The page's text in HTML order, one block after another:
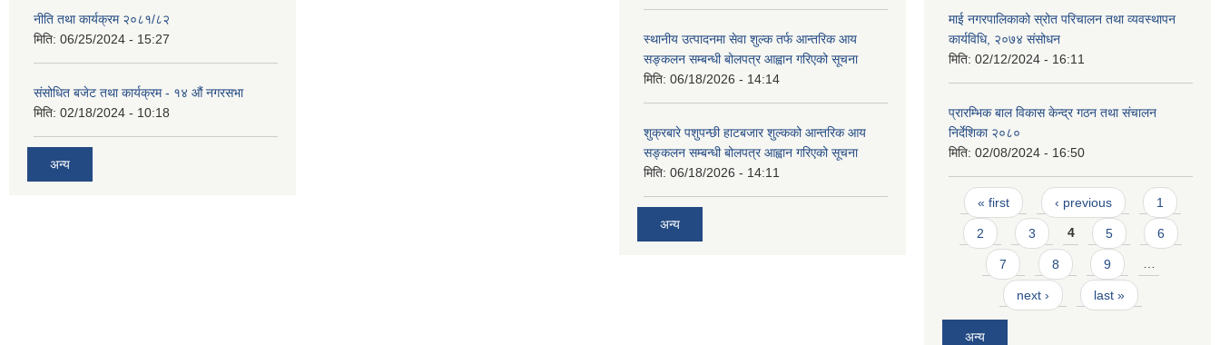
नीति तथा कार्यक्रम २०८१/८२
मिति: 06/25/2024 - 15:27
संसोधित बजेट तथा कार्यक्रम - १४ औं नगरसभा
मिति: 02/18/2024 - 10:18
अन्य
स्थानीय उत्पादनमा सेवा शुल्क तर्फ आन्तरिक आय
सङ्कलन सम्बन्धी बोलपत्र आह्वान गरिएको सूचना
मिति: 06/18/2026 - 14:14
शुक्रबारे पशुपन्छी हाटबजार शुल्कको आन्तरिक आय
सङ्कलन सम्बन्धी बोलपत्र आह्वान गरिएको सूचना
मिति: 06/18/2026 - 14:11
अन्य
माई नगरपालिकाको स्रोत परिचालन तथा व्यवस्थापन
कार्यविधि, २०७४ संसोधन
मिति: 02/12/2024 - 16:11
प्रारम्भिक बाल विकास केन्द्र गठन तथा संचालन
निर्देशिका २०८०
मिति: 02/08/2024 - 16:50
Pages
« first ‹ previous 1
2 3 4 5 6
7 8 9 …
next › last »
अन्य